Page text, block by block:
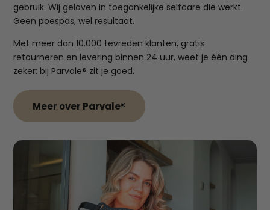
gebruik. Wij geloven in toegankelijke selfcare die werkt.
Geen poespas, wel resultaat.
Met meer dan 10.000 tevreden klanten, gratis
retourneren en levering binnen 24 uur, weet je één ding
zeker: bij Parvale® zit je goed.
Meer over Parvale®